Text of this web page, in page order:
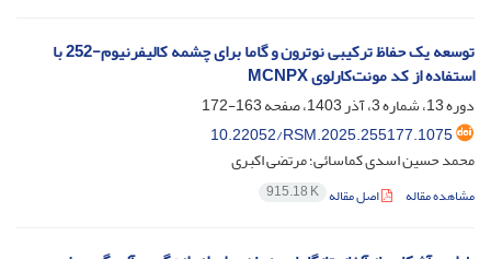
توسعه یک حفاظ ترکیبی نوترون و گاما برای چشمه کالیفرنیوم-252 با
استفاده از کد مونت‌کارلوی MCNPX
دوره 13، شماره 3، آذر 1403، صفحه
163-172
10.22052/RSM.2025.255177.1075
محمد حسین اسدی کماسائی؛ مرتضی اکبری
مشاهده مقاله اصل مقاله 915.18 K